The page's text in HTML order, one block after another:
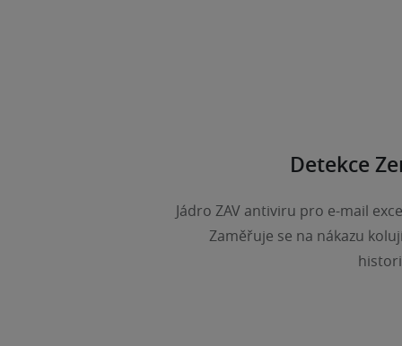
Detekce
Jádro ZAV antiviru pro e-mail
Zaměřuje se na nákazu